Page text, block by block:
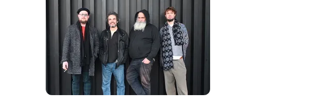
web